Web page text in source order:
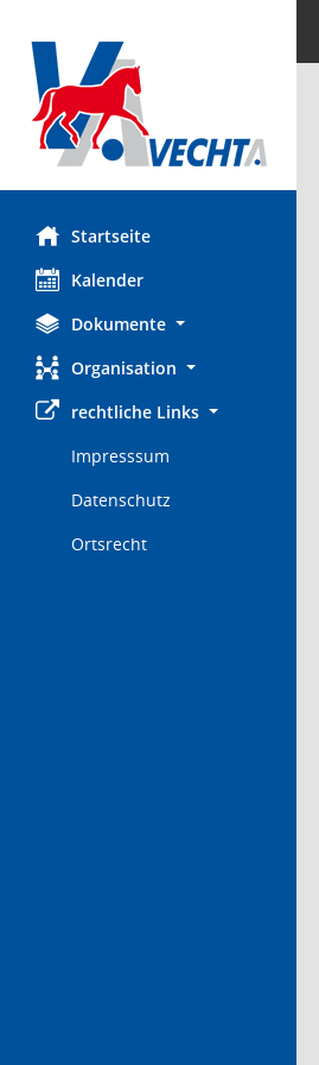
Startseite
Kalender
Dokumente
Organisation
rechtliche Links
Impresssum
Datenschutz
Ortsrecht